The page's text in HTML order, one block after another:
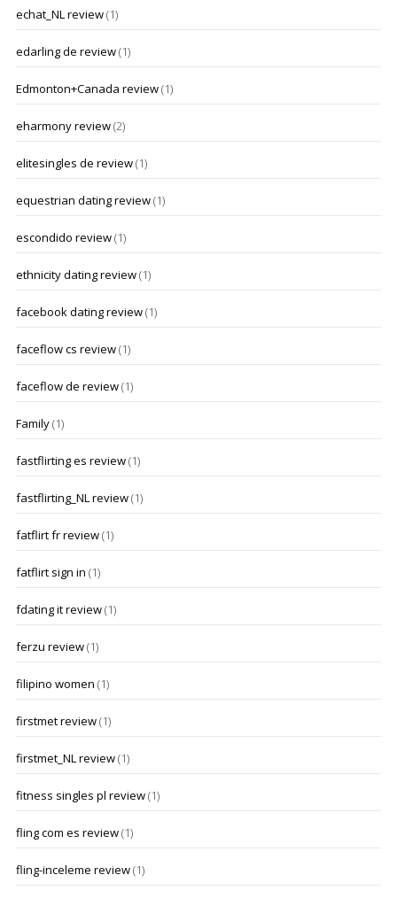
echat_NL review(1)
edarling de review(1)
Edmonton+Canada review(1)
eharmony review(2)
elitesingles de review(1)
equestrian dating review(1)
escondido review(1)
ethnicity dating review(1)
facebook dating review(1)
faceflow cs review(1)
faceflow de review(1)
Family(1)
fastflirting es review(1)
fastflirting_NL review(1)
fatflirt fr review(1)
fatflirt sign in (1)
fdating it review(1)
ferzu review(1)
filipino women (1)
firstmet review(1)
firstmet_NL review(1)
fitness singles pl review(1)
fling com es review(1)
fling-inceleme review(1)